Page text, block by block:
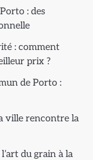
: des
: comment
prix ?
de Porto :
ville rencontre la
du grain à la